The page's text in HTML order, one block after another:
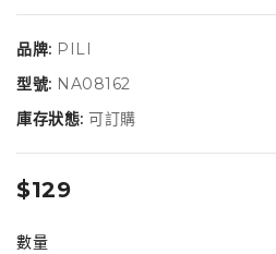
品牌: PILI
型號: NA08162
庫存狀態: 可訂購
$129
數量